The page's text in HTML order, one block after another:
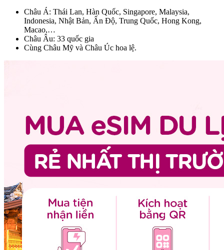
Châu Á: Thái Lan, Hàn Quốc, Singapore, Malaysia,
Indonesia, Nhật Bản, Ấn Độ, Trung Quốc, Hong Kong,
Macao,…
Châu Âu: 33 quốc gia
Cùng Châu Mỹ và Châu Úc hoa lệ.